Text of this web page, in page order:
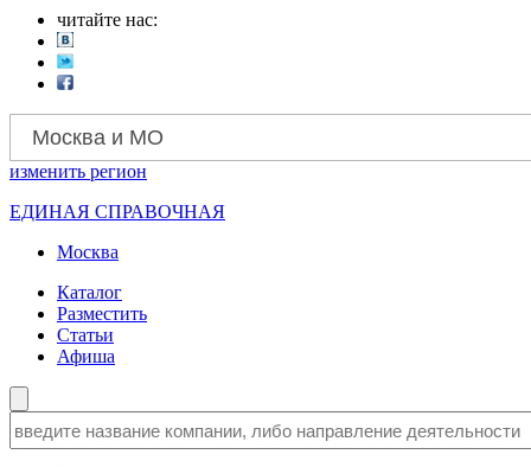
читайте нас:
Москва и МО
изменить регион
ЕДИНАЯ СПРАВОЧНАЯ
Москва
Каталог
Разместить
Статьи
Афиша